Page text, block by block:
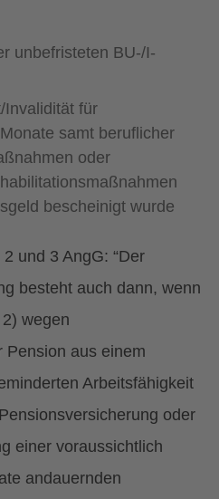
unbefristeten BU-/I-
Invalidität für
samt beruflicher
oder
bescheinigt wurde
und 3 AngG: “Der
besteht auch dann, wenn
wegen
Pension aus einem
Arbeitsfähigkeit
oder
einer voraussichtlich
andauernden